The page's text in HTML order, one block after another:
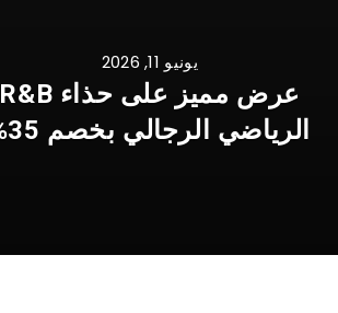
يونيو 11, 2026
عرض مميز على حذاء R&B
الرياضي الرجالي بخصم 35%